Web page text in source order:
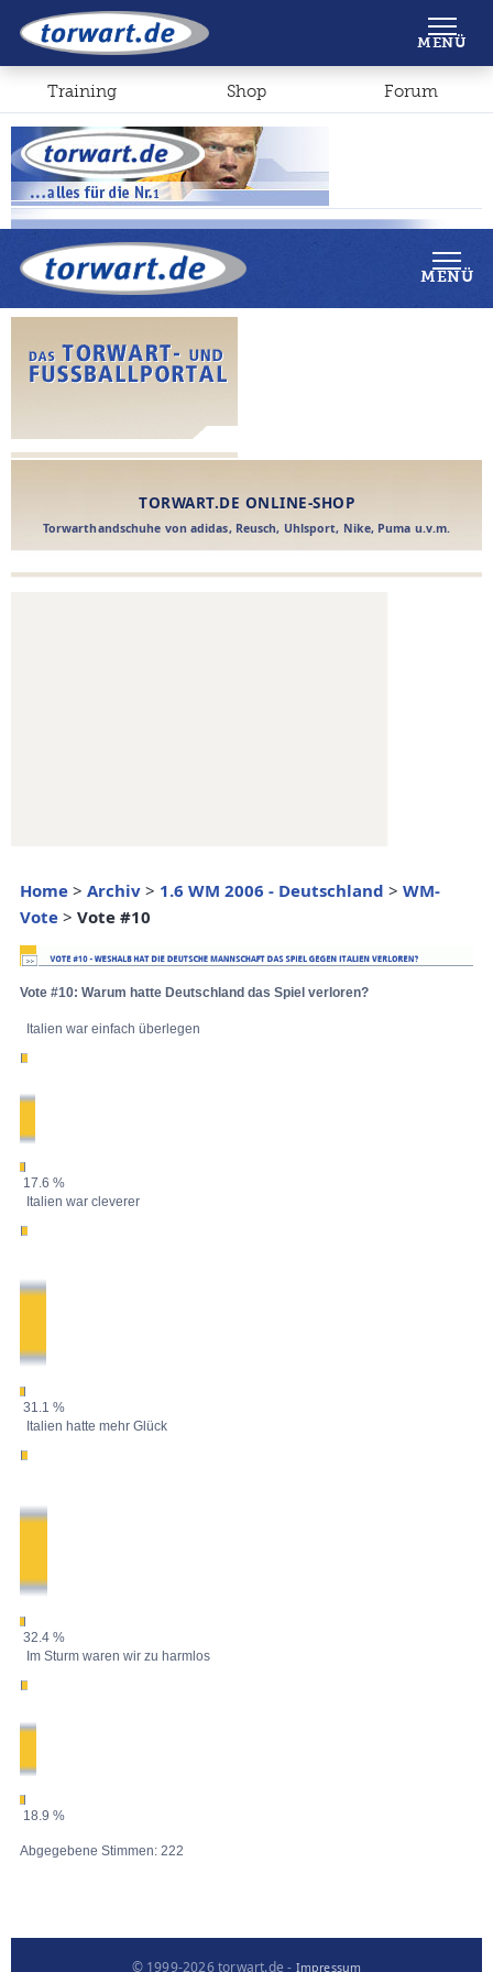
Shop Forum
MENÜ
Home > Archiv > 1.6 WM 2006 - Deutschland > WM-
Vote > Vote #10
Vote #10: Warum hatte Deutschland das Spiel verloren?
Italien war einfach überlegen
17.6 %
Italien war cleverer
31.1 %
Italien hatte mehr Glück
32.4 %
Im Sturm waren wir zu harmlos
18.9 %
Abgegebene Stimmen: 222
© 1999-2026 torwart.de - Impressum